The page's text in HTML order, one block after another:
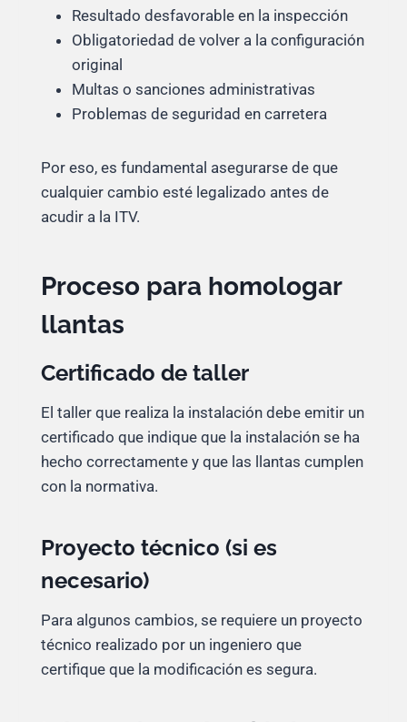
Resultado desfavorable en la inspección
Obligatoriedad de volver a la configuración
original
Multas o sanciones administrativas
Problemas de seguridad en carretera
Por eso, es fundamental asegurarse de que
cualquier cambio esté legalizado antes de
acudir a la ITV.
Proceso para homologar
llantas
Certificado de taller
El taller que realiza la instalación debe emitir un
certificado que indique que la instalación se ha
hecho correctamente y que las llantas cumplen
con la normativa.
Proyecto técnico (si es
necesario)
Para algunos cambios, se requiere un proyecto
técnico realizado por un ingeniero que
certifique que la modificación es segura.